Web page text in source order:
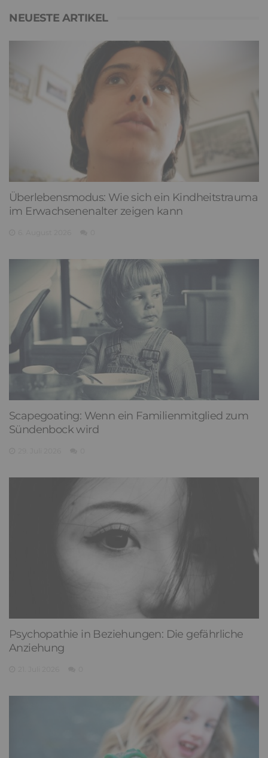
NEUESTE ARTIKEL
Überlebensmodus: Wie sich ein Kindheitstrauma
im Erwachsenenalter zeigen kann
Scapegoating: Wenn ein Familienmitglied zum
Sündenbock wird
Psychopathie in Beziehungen: Die gefährliche
Anziehung